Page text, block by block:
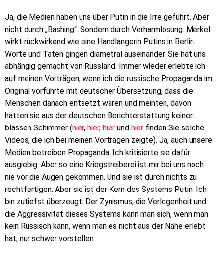
Ja, die Medien haben uns über Putin in die Irre geführt. Aber
nicht durch „Bashing“. Sondern durch Verharmlosung. Merkel
wirkt rückwirkend wie eine Handlangerin Putins in Berlin.
Worte und Taten gingen diametral auseinander. Sie hat uns
abhängig gemacht von Russland. Immer wieder erlebte ich
auf meinen Vorträgen, wenn ich die russische Propaganda im
Original vorführte mit deutscher Übersetzung, dass die
Menschen danach entsetzt waren und meinten, davon
hätten sie aus der deutschen Berichterstattung keinen
blassen Schimmer (hier, hier, hier und hier finden Sie solche
Videos, die ich bei meinen Vorträgen zeigte). Ja, auch unsere
Medien betreiben Propaganda. Ich kritisierte sie dafür
ausgiebig. Aber so eine Kriegstreiberei ist mir bei uns noch
nie vor die Augen gekommen. Und sie ist durch nichts zu
rechtfertigen. Aber sie ist der Kern des Systems Putin. Ich
bin zutiefst überzeugt: Der Zynismus, die Verlogenheit und
die Aggressivität dieses Systems kann man sich, wenn man
kein Russisch kann, wenn man es nicht aus der Nähe erlebt
hat, nur schwer vorstellen.